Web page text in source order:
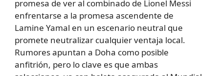
promesa de ver al combinado de Lionel Messi
enfrentarse a la promesa ascendente de
Lamine Yamal en un escenario neutral que
promete neutralizar cualquier ventaja local.
Rumores apuntan a Doha como posible
anfitrión, pero lo clave es que ambas